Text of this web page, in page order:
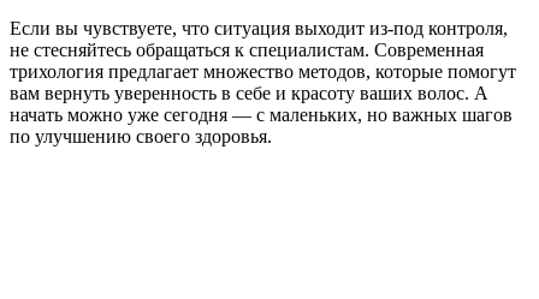
Если вы чувствуете, что ситуация выходит из-под контроля,
не стесняйтесь обращаться к специалистам. Современная
трихология предлагает множество методов, которые помогут
вам вернуть уверенность в себе и красоту ваших волос. А
начать можно уже сегодня — с маленьких, но важных шагов
по улучшению своего здоровья.